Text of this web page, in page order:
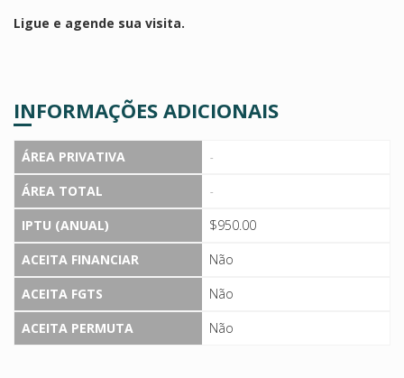
Ligue e agende sua visita.
INFORMAÇÕES ADICIONAIS
ÁREA PRIVATIVA -
ÁREA TOTAL -
IPTU (ANUAL)
$950.00
ACEITA FINANCIAR
Não
ACEITA FGTS
Não
ACEITA PERMUTA
Não